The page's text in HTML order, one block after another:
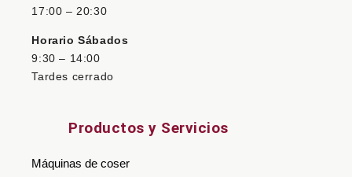
17:00 – 20:30
Horario Sábados
9:30 – 14:00
Tardes cerrado
Productos y Servicios
Máquinas de coser